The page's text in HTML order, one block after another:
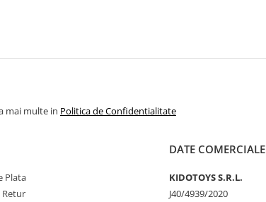
mai multe in Politica de Confidentialitate
Plata
Retur
DATE COMERCIALE
KIDOTOYS S.R.L.
J40/4939/2020